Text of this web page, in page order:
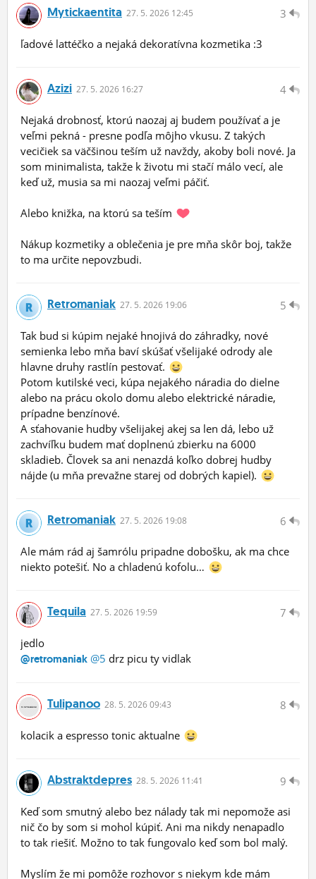
3
Mytickaentita 27. 5. 2026 12:45
ľadové lattéčko a nejaká dekoratívna kozmetika :3
4
Azizi 27. 5. 2026 16:27
Nejaká drobnosť, ktorú naozaj aj budem používať a je
veľmi pekná - presne podľa môjho vkusu. Z takých
vecičiek sa väčšinou teším už navždy, akoby boli nové. Ja
som minimalista, takže k životu mi stačí málo vecí, ale
keď už, musia sa mi naozaj veľmi páčiť.
Alebo knižka, na ktorú sa teším
Nákup kozmetiky a oblečenia je pre mňa skôr boj, takže
to ma určite nepovzbudi.
5
Retromaniak 27. 5. 2026 19:06
Tak bud si kúpim nejaké hnojivá do záhradky, nové
semienka lebo mňa baví skúšať všelijaké odrody ale
hlavne druhy rastlín pestovať.
Potom kutilské veci, kúpa nejakého náradia do dielne
alebo na prácu okolo domu alebo elektrické náradie,
prípadne benzínové.
A sťahovanie hudby všelijakej akej sa len dá, lebo už
zachvíľku budem mať doplnenú zbierku na 6000
skladieb. Človek sa ani nenazdá koľko dobrej hudby
nájde (u mňa prevažne starej od dobrých kapiel).
6
Retromaniak 27. 5. 2026 19:08
Ale mám rád aj šamrólu pripadne dobošku, ak ma chce
niekto potešiť. No a chladenú kofolu…
7
Tequila 27. 5. 2026 19:59
jedlo
@retromaniak @5 drz picu ty vidlak
8
Tulipanoo 28. 5. 2026 09:43
kolacik a espresso tonic aktualne
9
Abstraktdepres 28. 5. 2026 11:41
Keď som smutný alebo bez nálady tak mi nepomože asi
nič čo by som si mohol kúpiť. Ani ma nikdy nenapadlo
to tak riešiť. Možno to tak fungovalo keď som bol malý.
Myslím že mi pomôže rozhovor s niekym kde mám